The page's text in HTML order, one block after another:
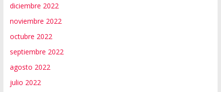
diciembre 2022
noviembre 2022
octubre 2022
septiembre 2022
agosto 2022
julio 2022